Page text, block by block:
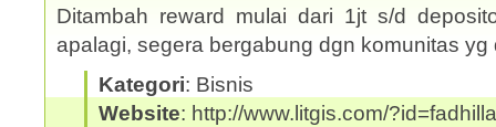
Ditambah reward mulai dari 1jt s/d
apalagi, segera bergabung dgn komunitas
Kategori: Bisnis
Website: http://www.litgis.com/